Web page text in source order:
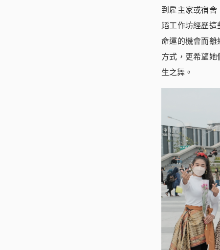
到雇主家或宿
蹈工作坊經歷這
命運的機會而離
方式，更希望
生之舞。